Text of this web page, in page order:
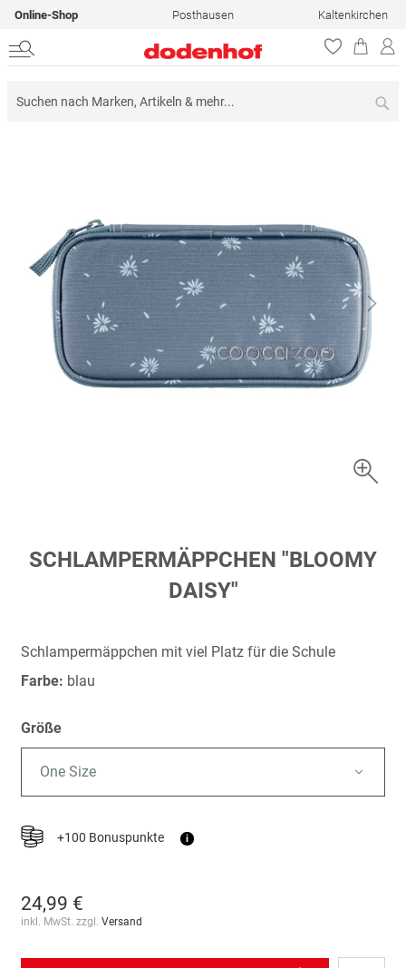
Online-Shop Posthausen Kaltenkirchen
Zum
Anfang
SCHLAMPERMÄPPCHEN "BLOOMY
DAISY"
Schlampermäppchen mit viel Platz für die Schule
Farbe: blau
Größe
One Size
+100 Bonuspunkte i
24,99 €
inkl. MwSt. zzgl. Versand